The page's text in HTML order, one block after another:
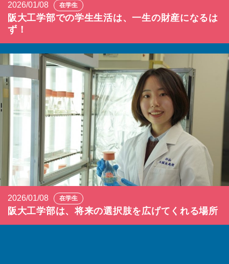
2026/01/08 在学生
阪大工学部での学生生活は、一生の財産になるは
ず！
2026/01/08 在学生
阪大工学部は、将来の選択肢を広げてくれる場所